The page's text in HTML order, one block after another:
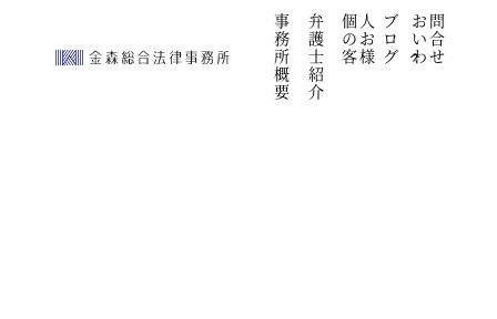
事
務
所
概
要
弁
護
士
紹
介
個人
のお
客様
ブ
ロ
グ
お問
い合
わせ